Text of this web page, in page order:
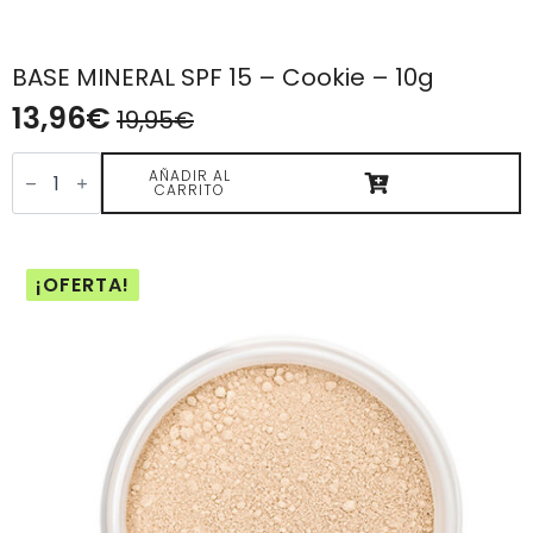
BASE MINERAL SPF 15 – Cookie – 10g
19,95€
El
precio
original
19,95€.
13,96€
El
precio
actual
13,96€.
BASE
MINERAL
15
10g
AÑADIR AL
CARRITO
¡OFERTA!